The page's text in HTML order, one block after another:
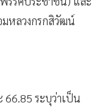
รรคประชาชน) และ
หลวงกรกสิวัฒน์